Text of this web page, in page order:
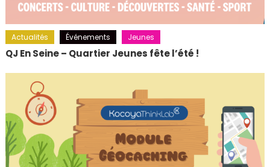
Actualités Événements Jeunes
QJ En Seine – Quartier Jeunes fête l’été !